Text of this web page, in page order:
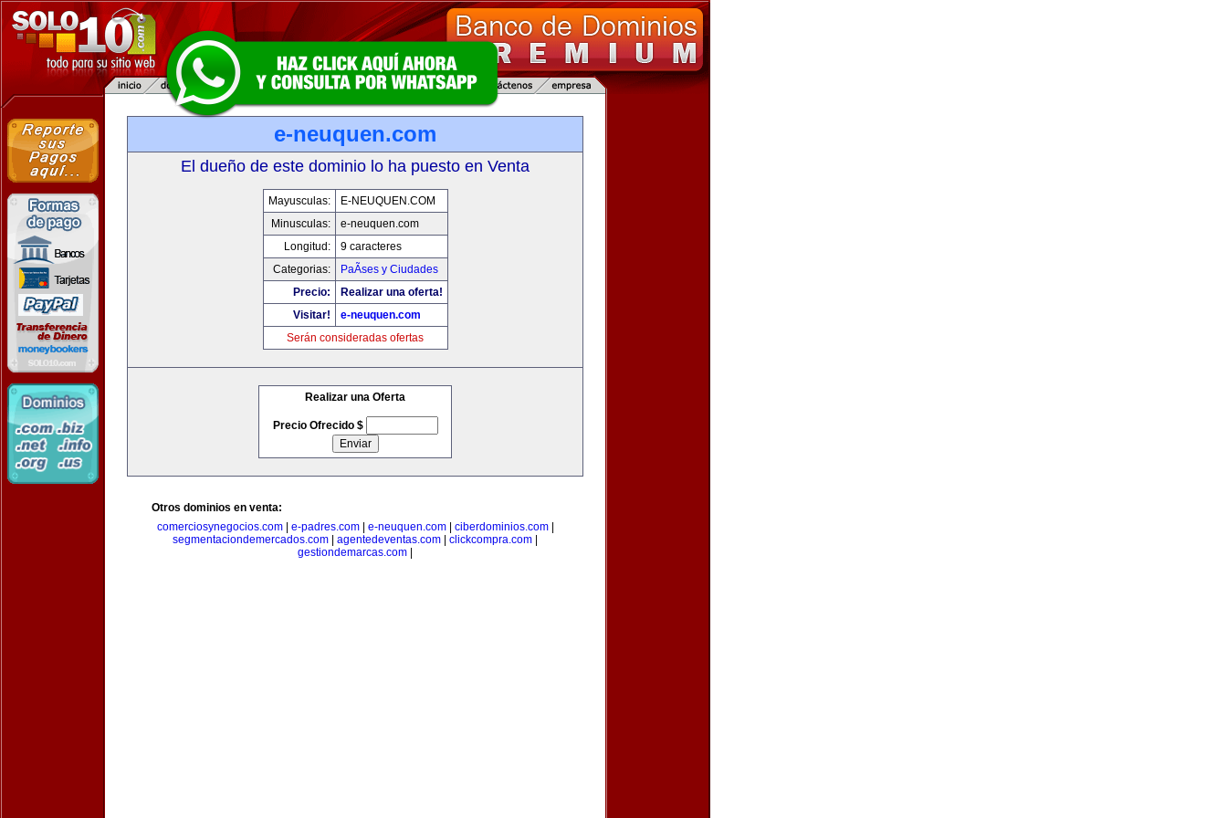
e-neuquen.com
El dueño de este dominio lo ha puesto en Venta
Mayusculas:
E-NEUQUEN.COM
Minusculas:
e-neuquen.com
Longitud:
9 caracteres
Categorias:
PaÃ­ses y Ciudades
Precio:
Realizar una oferta!
Visitar!
e-neuquen.com
Serán consideradas ofertas
Realizar una Oferta
Precio Ofrecido $
Otros dominios en venta:
comerciosynegocios.com| e-padres.com| e-neuquen.com| ciberdominios.com|
segmentaciondemercados.com
agentedeventas.com clickcompra.com
gestiondemarcas.com